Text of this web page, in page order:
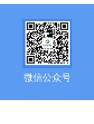
微信公众号